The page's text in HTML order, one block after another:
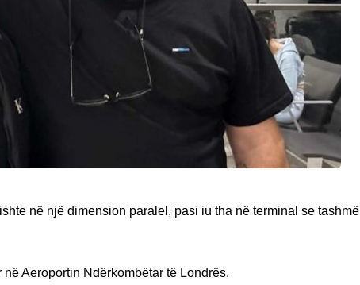
në një dimension paralel, pasi iu tha në terminal se tashmë
Aeroportin Ndërkombëtar të Londrës.